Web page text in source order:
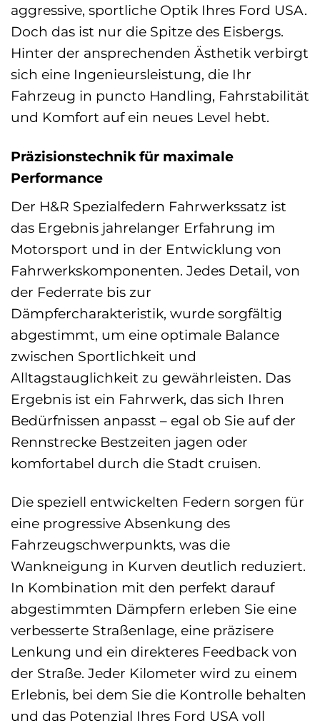
aggressive, sportliche Optik Ihres Ford USA.
Doch das ist nur die Spitze des Eisbergs.
Hinter der ansprechenden Ästhetik verbirgt
sich eine Ingenieursleistung, die Ihr
Fahrzeug in puncto Handling, Fahrstabilität
und Komfort auf ein neues Level hebt.
Präzisionstechnik für maximale
Performance
Der H&R Spezialfedern Fahrwerkssatz ist
das Ergebnis jahrelanger Erfahrung im
Motorsport und in der Entwicklung von
Fahrwerkskomponenten. Jedes Detail, von
der Federrate bis zur
Dämpfercharakteristik, wurde sorgfältig
abgestimmt, um eine optimale Balance
zwischen Sportlichkeit und
Alltagstauglichkeit zu gewährleisten. Das
Ergebnis ist ein Fahrwerk, das sich Ihren
Bedürfnissen anpasst – egal ob Sie auf der
Rennstrecke Bestzeiten jagen oder
komfortabel durch die Stadt cruisen.
Die speziell entwickelten Federn sorgen für
eine progressive Absenkung des
Fahrzeugschwerpunkts, was die
Wankneigung in Kurven deutlich reduziert.
In Kombination mit den perfekt darauf
abgestimmten Dämpfern erleben Sie eine
verbesserte Straßenlage, eine präzisere
Lenkung und ein direkteres Feedback von
der Straße. Jeder Kilometer wird zu einem
Erlebnis, bei dem Sie die Kontrolle behalten
und das Potenzial Ihres Ford USA voll